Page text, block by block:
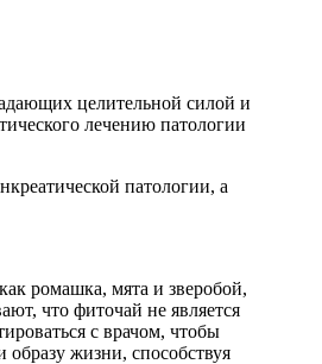
целительной силой и
лечению патологии
патологии, а
ромашка, мята и зверобой,
что фиточай не является
с врачом, чтобы
жизни, способствуя